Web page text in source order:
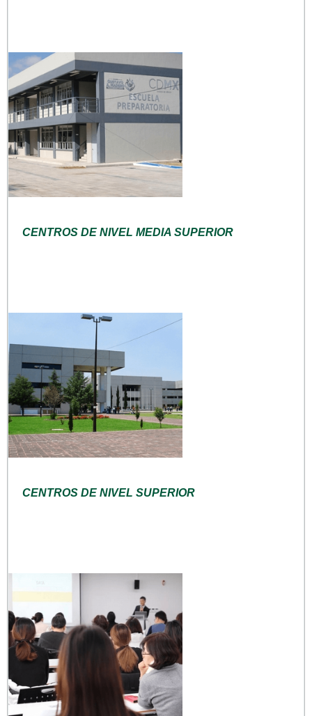
CENTROS DE NIVEL MEDIA SUPERIOR
CENTROS DE NIVEL SUPERIOR